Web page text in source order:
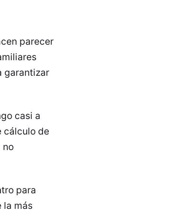
parecer
garantizar
casi a
cálculo de
no
para
la más